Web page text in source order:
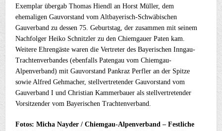
Exemplar übergab Thomas Hiendl an Horst Müller, dem
ehemaligen Gauvorstand vom Altbayerisch-Schwäbischen
Gauverband zu dessen 75. Geburtstag, der zusammen mit seinem
Nachfolger Heiko Schnitzler zu den Chiemgauer Paten kam.
Weitere Ehrengäste waren die Vertreter des Bayerischen Inngau-
Trachtenverbandes (ebenfalls Patengau vom Chiemgau-
Alpenverband) mit Gauvorstand Pankraz Perfler an der Spitze
sowie Alfred Gehmacher, stellvertretender Gauvorstand vom
Gauverband I und Christian Kammerbauer als stellvertretender
Vorsitzender vom Bayerischen Trachtenverband.
Fotos: Micha Nayder / Chiemgau-Alpenverband – Festliche